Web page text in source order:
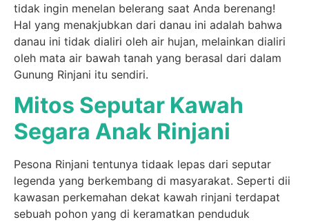
tidak ingin menelan belerang saat Anda berenang!
Hal yang menakjubkan dari danau ini adalah bahwa
danau ini tidak dialiri oleh air hujan, melainkan dialiri
oleh mata air bawah tanah yang berasal dari dalam
Gunung Rinjani itu sendiri.
Mitos Seputar Kawah
Segara Anak Rinjani
Pesona Rinjani tentunya tidaak lepas dari seputar
legenda yang berkembang di masyarakat. Seperti dii
kawasan perkemahan dekat kawah rinjani terdapat
sebuah pohon yang di keramatkan penduduk